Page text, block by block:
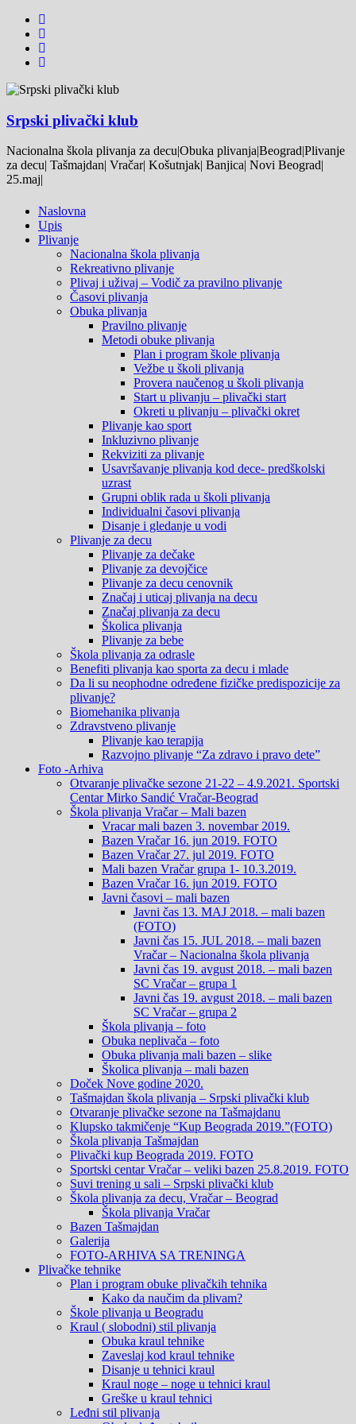
Srpski plivački klub
Nacionalna škola plivanja za decu|Obuka plivanja|Beograd|Plivanje
za decu| Tašmajdan| Vračar| Košutnjak| Banjica| Novi Beograd|
25.maj|
Naslovna
Upis
Plivanje
Nacionalna škola plivanja
Rekreativno plivanje
Plivaj i uživaj – Vodič za pravilno plivanje
Časovi plivanja
Obuka plivanja
Pravilno plivanje
Metodi obuke plivanja
Plan i program škole plivanja
Vežbe u školi plivanja
Provera naučenog u školi plivanja
Start u plivanju – plivački start
Okreti u plivanju – plivački okret
Plivanje kao sport
Inkluzivno plivanje
Rekviziti za plivanje
Usavršavanje plivanja kod dece- predškolski
uzrast
Grupni oblik rada u školi plivanja
Individualni časovi plivanja
Disanje i gledanje u vodi
Plivanje za decu
Plivanje za dečake
Plivanje za devojčice
Plivanje za decu cenovnik
Značaj i uticaj plivanja na decu
Značaj plivanja za decu
Školica plivanja
Plivanje za bebe
Škola plivanja za odrasle
Benefiti plivanja kao sporta za decu i mlade
Da li su neophodne određene fizičke predispozicije za
plivanje?
Biomehanika plivanja
Zdravstveno plivanje
Plivanje kao terapija
Razvojno plivanje “Za zdravo i pravo dete”
Foto -Arhiva
Otvaranje plivačke sezone 21-22 – 4.9.2021. Sportski
Centar Mirko Sandić Vračar-Beograd
Škola plivanja Vračar – Mali bazen
Vracar mali bazen 3. novembar 2019.
Bazen Vračar 16. jun 2019. FOTO
Bazen Vračar 27. jul 2019. FOTO
Mali bazen Vračar grupa 1- 10.3.2019.
Bazen Vračar 16. jun 2019. FOTO
Javni časovi – mali bazen
Javni čas 13. MAJ 2018. – mali bazen
(FOTO)
Javni čas 15. JUL 2018. – mali bazen
Vračar – Nacionalna škola plivanja
Javni čas 19. avgust 2018. – mali bazen
SC Vračar – grupa 1
Javni čas 19. avgust 2018. – mali bazen
SC Vračar – grupa 2
Škola plivanja – foto
Obuka neplivača – foto
Obuka plivanja mali bazen – slike
Školica plivanja – mali bazen
Doček Nove godine 2020.
Tašmajdan škola plivanja – Srpski plivački klub
Otvaranje plivačke sezone na Tašmajdanu
Klupsko takmičenje “Kup Beograda 2019.”(FOTO)
Škola plivanja Tašmajdan
Plivački kup Beograda 2019. FOTO
Sportski centar Vračar – veliki bazen 25.8.2019. FOTO
Suvi trening u sali – Srpski plivački klub
Škola plivanja za decu, Vračar – Beograd
Škola plivanja Vračar
Bazen Tašmajdan
Galerija
FOTO-ARHIVA SA TRENINGA
Plivačke tehnike
Plan i program obuke plivačkih tehnika
Kako da naučim da plivam?
Škole plivanja u Beogradu
Kraul ( slobodni) stil plivanja
Obuka kraul tehnike
Zaveslaj kod kraul tehnike
Disanje u tehnici kraul
Kraul noge – noge u tehnici kraul
Greške u kraul tehnici
Leđni stil plivanja